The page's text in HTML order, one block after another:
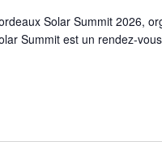
Solar Summit 2026,
Summit est un rendez-